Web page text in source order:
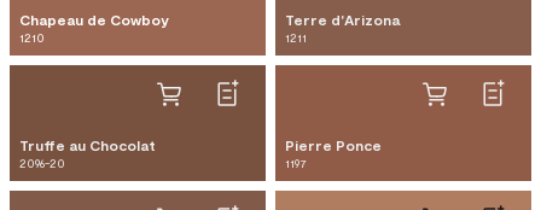
Chapeau de Cowboy
1210
Terre d'Arizona
1211
Truffe au Chocolat
2096-20
Pierre Ponce
1197